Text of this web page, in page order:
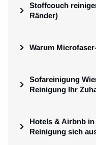
Stoffcouch
Ränder)
Warum
Sofareinigung
Reinigung Ihr
Hotels & Airbnb
Reinigung sich